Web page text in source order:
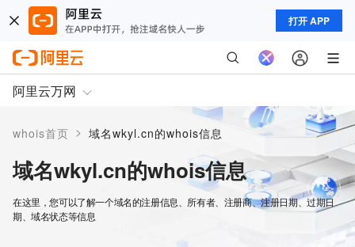
打开 APP
阿里云万网
whois首页 > 域名wkyl.cn的whois信息
域名wkyl.cn的whois信息
在这里，您可以了解一个域名的注册信息、所有者、注册商、注册日期、过期日
期、域名状态等信息